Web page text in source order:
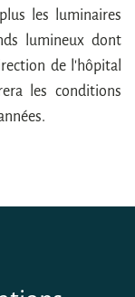
les luminaires
lumineux dont
de l'hôpital
les conditions